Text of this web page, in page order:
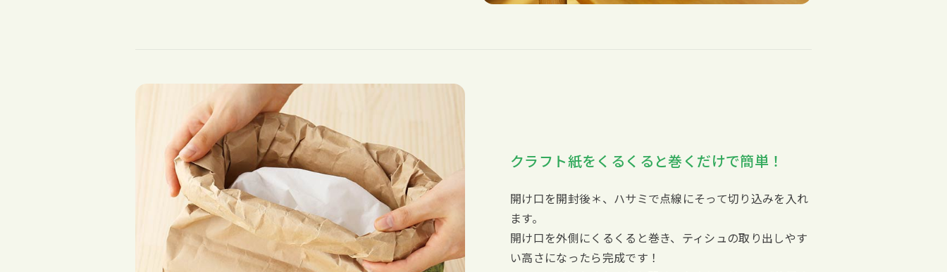
クラフト紙をくるくると巻くだけで簡単！
開け口を開封後＊、ハサミで点線にそって切り込みを入れ
ます。
開け口を外側にくるくると巻き、ティシュの取り出しやす
い高さになったら完成です！